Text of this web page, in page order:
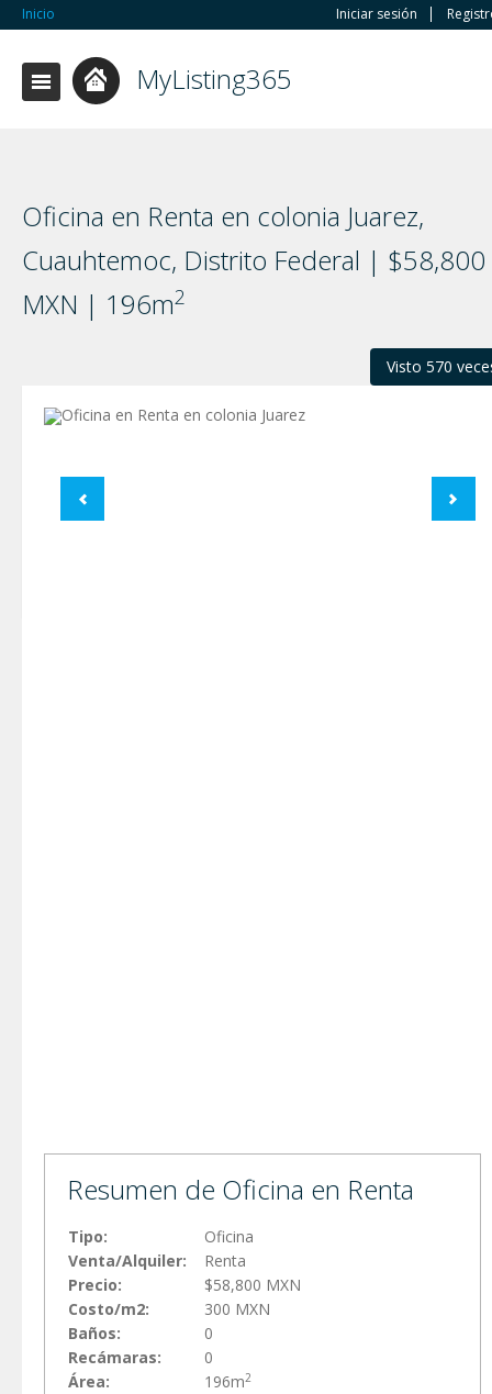
Inicio Iniciar sesión
MyListing365
Oficina en Renta en colonia Juarez,
Cuauhtemoc, Distrito Federal | $58,800
MXN | 196m2
Visto 570
Resumen de Oficina en Renta
Tipo:
Oficina
Venta/Alquiler:
Renta
Precio:
$58,800 MXN
Costo/m2:
300 MXN
Baños:
0
Recámaras:
0
Área:
196m2